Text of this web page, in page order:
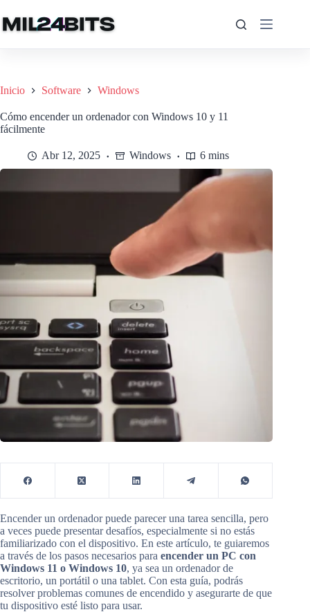
al
contenido
Inicio Software Windows
Cómo encender un ordenador con Windows 10 y 11
fácilmente
Abr 12, 2025 Windows 6 mins
Encender un ordenador puede parecer una tarea sencilla, pero
a veces puede presentar desafíos, especialmente si no estás
familiarizado con el dispositivo. En este artículo, te guiaremos
a través de los pasos necesarios para encender un PC con
Windows 11 o Windows 10, ya sea un ordenador de
escritorio, un portátil o una tablet. Con esta guía, podrás
resolver problemas comunes de encendido y asegurarte de que
tu dispositivo esté listo para usar.